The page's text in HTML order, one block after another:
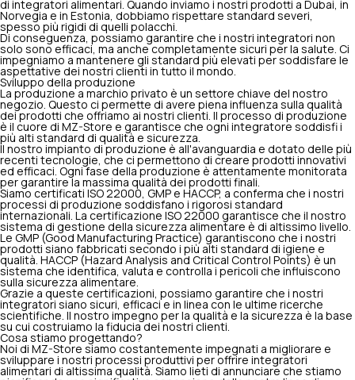
di integratori alimentari. Quando inviamo i nostri prodotti a Dubai, in
Norvegia e in Estonia, dobbiamo rispettare standard severi,
spesso più rigidi di quelli polacchi.
Di conseguenza, possiamo garantire che i nostri integratori non
solo sono efficaci, ma anche completamente sicuri per la salute. Ci
impegniamo a mantenere gli standard più elevati per soddisfare le
aspettative dei nostri clienti in tutto il mondo.
Sviluppo della produzione
La produzione a marchio privato è un settore chiave del nostro
negozio. Questo ci permette di avere piena influenza sulla qualità
dei prodotti che offriamo ai nostri clienti. Il processo di produzione
è il cuore di MZ-Store e garantisce che ogni integratore soddisfi i
più alti standard di qualità e sicurezza.
Il nostro impianto di produzione è all'avanguardia e dotato delle più
recenti tecnologie, che ci permettono di creare prodotti innovativi
ed efficaci. Ogni fase della produzione è attentamente monitorata
per garantire la massima qualità dei prodotti finali.
Siamo certificati ISO 22000, GMP e HACCP, a conferma che i nostri
processi di produzione soddisfano i rigorosi standard
internazionali. La certificazione ISO 22000 garantisce che il nostro
sistema di gestione della sicurezza alimentare è di altissimo livello.
Le GMP (Good Manufacturing Practice) garantiscono che i nostri
prodotti siano fabbricati secondo i più alti standard di igiene e
qualità. HACCP (Hazard Analysis and Critical Control Points) è un
sistema che identifica, valuta e controlla i pericoli che influiscono
sulla sicurezza alimentare.
Grazie a queste certificazioni, possiamo garantire che i nostri
integratori siano sicuri, efficaci e in linea con le ultime ricerche
scientifiche. Il nostro impegno per la qualità e la sicurezza è la base
su cui costruiamo la fiducia dei nostri clienti.
Cosa stiamo progettando?
Noi di MZ-Store siamo costantemente impegnati a migliorare e
sviluppare i nostri processi produttivi per offrire integratori
alimentari di altissima qualità. Siamo lieti di annunciare che stiamo